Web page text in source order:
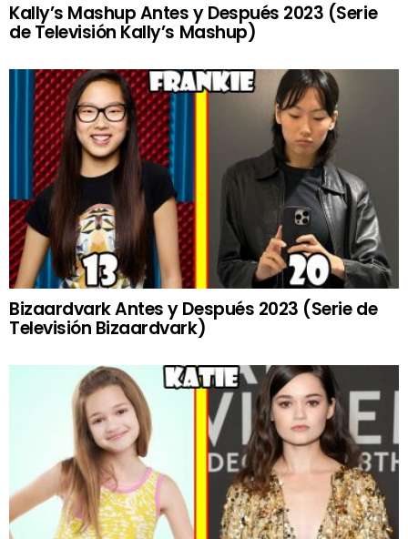
Kally’s Mashup Antes y Después 2023 (Serie
de Televisión Kally’s Mashup)
Bizaardvark Antes y Después 2023 (Serie de
Televisión Bizaardvark)